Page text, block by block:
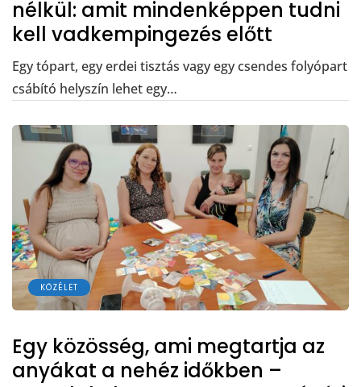
nélkül: amit mindenképpen tudni
kell vadkempingezés előtt
Egy tópart, egy erdei tisztás vagy egy csendes folyópart
csábító helyszín lehet egy…
KÖZÉLET
Egy közösség, ami megtartja az
anyákat a nehéz időkben –